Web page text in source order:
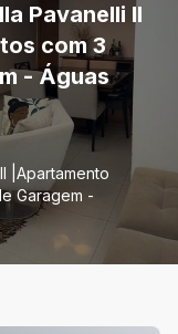
Pavanelli II
com 3
- Águas
|Apartamento
Garagem -